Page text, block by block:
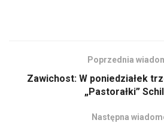
Poprzednia
Zawichost: W poniedziałek
„Pastorałki”
Następna